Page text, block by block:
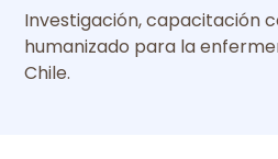
Investigación, capacitación
humanizado para la
Chile.